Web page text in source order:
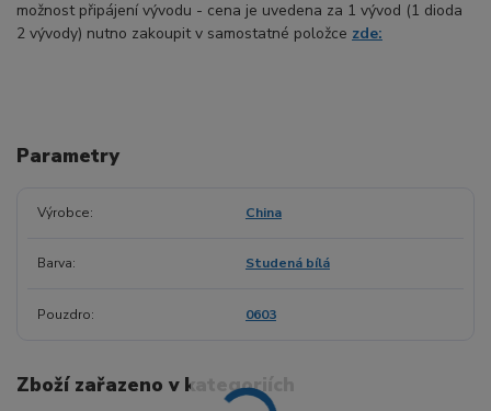
možnost připájení vývodu - cena je uvedena za 1 vývod (1 dioda
2 vývody) nutno zakoupit v samostatné položce zde:
Parametry
Výrobce China
Barva Studená bílá
Pouzdro 0603
Zboží zařazeno v kategoriích